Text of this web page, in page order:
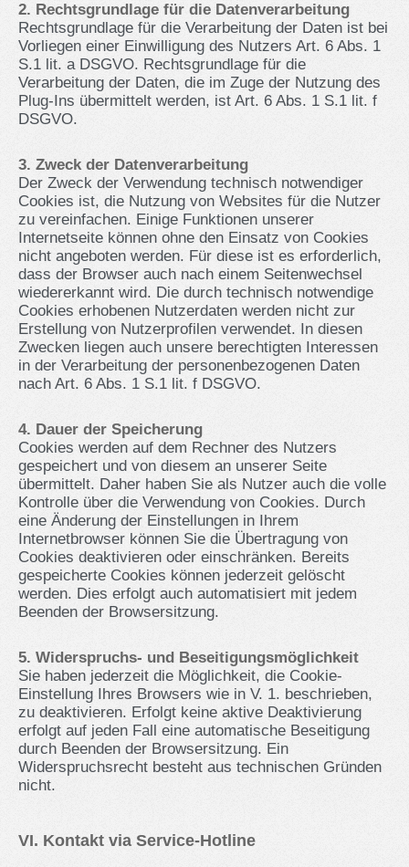
2. Rechtsgrundlage für die Datenverarbeitung
Rechtsgrundlage für die Verarbeitung der Daten ist bei
Vorliegen einer Einwilligung des Nutzers Art. 6 Abs. 1
S.1 lit. a DSGVO. Rechtsgrundlage für die
Verarbeitung der Daten, die im Zuge der Nutzung des
Plug-Ins übermittelt werden, ist Art. 6 Abs. 1 S.1 lit. f
DSGVO.
3. Zweck der Datenverarbeitung
Der Zweck der Verwendung technisch notwendiger
Cookies ist, die Nutzung von Websites für die Nutzer
zu vereinfachen. Einige Funktionen unserer
Internetseite können ohne den Einsatz von Cookies
nicht angeboten werden. Für diese ist es erforderlich,
dass der Browser auch nach einem Seitenwechsel
wiedererkannt wird. Die durch technisch notwendige
Cookies erhobenen Nutzerdaten werden nicht zur
Erstellung von Nutzerprofilen verwendet. In diesen
Zwecken liegen auch unsere berechtigten Interessen
in der Verarbeitung der personenbezogenen Daten
nach Art. 6 Abs. 1 S.1 lit. f DSGVO.
4. Dauer der Speicherung
Cookies werden auf dem Rechner des Nutzers
gespeichert und von diesem an unserer Seite
übermittelt. Daher haben Sie als Nutzer auch die volle
Kontrolle über die Verwendung von Cookies. Durch
eine Änderung der Einstellungen in Ihrem
Internetbrowser können Sie die Übertragung von
Cookies deaktivieren oder einschränken. Bereits
gespeicherte Cookies können jederzeit gelöscht
werden. Dies erfolgt auch automatisiert mit jedem
Beenden der Browsersitzung.
5. Widerspruchs- und Beseitigungsmöglichkeit
Sie haben jederzeit die Möglichkeit, die Cookie-
Einstellung Ihres Browsers wie in V. 1. beschrieben,
zu deaktivieren. Erfolgt keine aktive Deaktivierung
erfolgt auf jeden Fall eine automatische Beseitigung
durch Beenden der Browsersitzung. Ein
Widerspruchsrecht besteht aus technischen Gründen
nicht.
VI. Kontakt via Service-Hotline